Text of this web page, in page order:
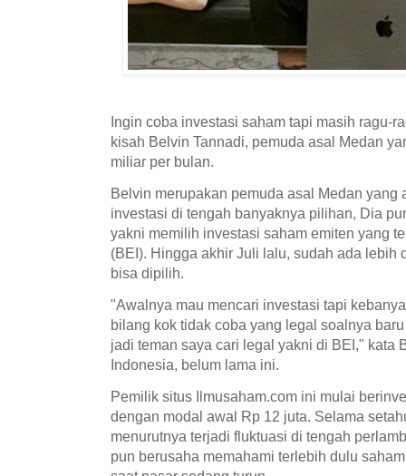
Ingin coba investasi saham tapi masih ragu-
kisah Belvin Tannadi, pemuda asal Medan
miliar per bulan.
Belvin merupakan pemuda asal Medan yang
investasi di tengah banyaknya pilihan, Dia
yakni memilih investasi saham emiten yang
(BEI). Hingga akhir Juli lalu, sudah ada lebih
bisa dipilih.
"Awalnya mau mencari investasi tapi
bilang kok tidak coba yang legal soalnya
jadi teman saya cari legal yakni di BEI," kata
Indonesia, belum lama ini.
Pemilik situs Ilmusaham.com ini mulai
dengan modal awal Rp 12 juta. Selama
menurutnya terjadi fluktuasi di tengah
pun berusaha memahami terlebih dulu